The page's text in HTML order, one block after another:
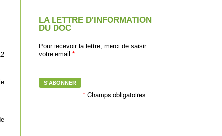
LA LETTRE D'INFORMATION
DU DOC
Pour recevoir la lettre, merci de saisir
votre email *
S'ABONNER
* Champs obligatoires